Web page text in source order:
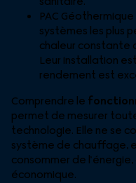
PAC
systèmes les plus
chaleur constante
Leur installation
rendement est
Comprendre le
permet de mesurer
technologie. Elle ne se
système de chauffage,
consommer de
économique.